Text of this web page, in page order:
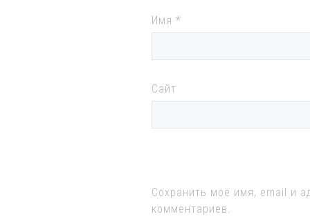
Имя *
Сайт
Сохранить моё имя, email и
комментариев.